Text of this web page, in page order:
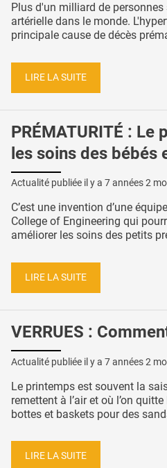
Plus d'un milliard de
artérielle dans le monde.
principale cause de décès
LIRE LA SUITE
PRÉMATURITÉ :
les soins des bébés
Actualité publiée il y a 7 années 2
C’est une invention d’une
College of Engineering qui
améliorer les soins des petits
LIRE LA SUITE
VERRUES :
Actualité publiée il y a 7 années 2
Le printemps est souvent la
remettent à l’air et où l’on
bottes et baskets pour des
LIRE LA SUITE